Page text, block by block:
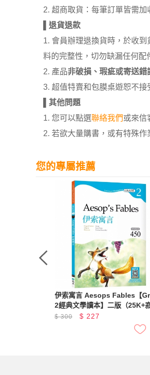
2. 超商取貨：每筆訂單皆需加
退貨退款
1. 會員辦理退換貨時，於收
料的完整性，切勿缺漏任何配
2. 產品非破損、瑕疵或寄送錯
3. 超值特賣和包膜桌遊恕不接
其他問題
1. 您可以點選聯絡我們或來信
2. 若欲大量購書，或有特殊
您的專屬推薦
伊索寓言 Aesops Fables【
2經典文學讀本】二版（25K+
雲隨身聽APP）
$300 $ 227